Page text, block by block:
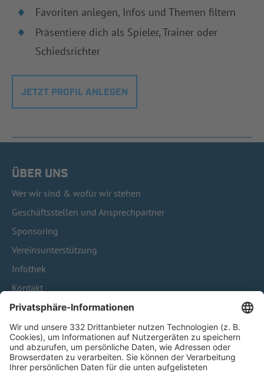
Favoriten anlegen, Infos und Themen filtern
Präsentiere dich als Spieler, Trainer oder
Schiedsrichter
JETZT PROFIL ANLEGEN
ÜBER UNS
Wer wir sind & wofür wir stehen
Geschäftsstellen und Ansprechpartner
Sponsoring
Vereinsunterstützung
Infothek
Kontakt
HÄUFIG BESUCHTE SEITEN
Pässe und Vereinswechsel
Trainerausbildung